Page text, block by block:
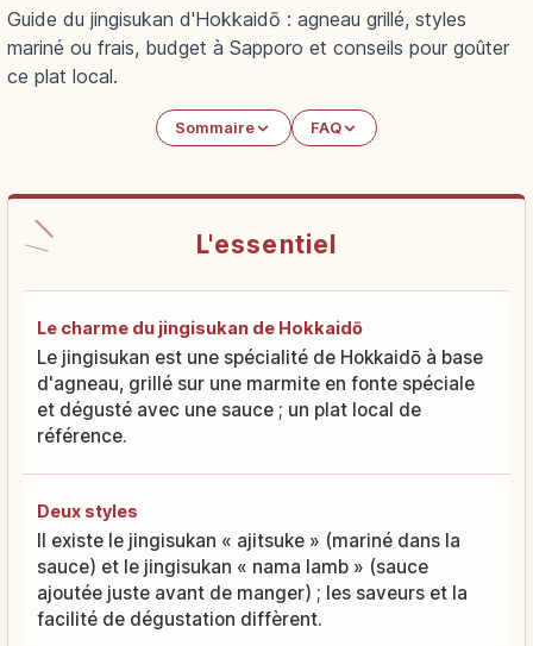
Guide du jingisukan d'Hokkaidō : agneau grillé, styles
mariné ou frais, budget à Sapporo et conseils pour goûter
ce plat local.
Sommaire FAQ
L'essentiel
Le charme du jingisukan de Hokkaidō
Le jingisukan est une spécialité de Hokkaidō à base
d'agneau, grillé sur une marmite en fonte spéciale
et dégusté avec une sauce ; un plat local de
référence.
Deux styles
Il existe le jingisukan « ajitsuke » (mariné dans la
sauce) et le jingisukan « nama lamb » (sauce
ajoutée juste avant de manger) ; les saveurs et la
facilité de dégustation diffèrent.